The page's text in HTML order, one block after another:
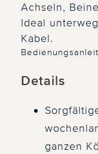
Achseln,
Ideal
Kabel.
Details
ganzen